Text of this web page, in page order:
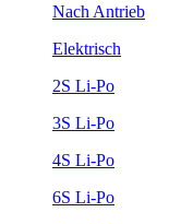
Nach Antrieb
Elektrisch
2S Li-Po
3S Li-Po
4S Li-Po
6S Li-Po